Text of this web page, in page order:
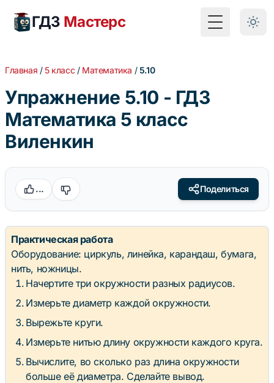
ГДЗ Мастерс Toggle Menu
Главная / 5 класс / Математика /5.10
Упражнение 5.10 - ГДЗ
Математика 5 класс
Виленкин
... Поделиться
Практическая работа
Оборудование: циркуль, линейка, карандаш, бумага,
нить, ножницы.
Начертите три окружности разных радиусов.
Измерьте диаметр каждой окружности.
Вырежьте круги.
Измерьте нитью длину окружности каждого круга.
Вычислите, во сколько раз длина окружности
больше её диаметра. Сделайте вывод.